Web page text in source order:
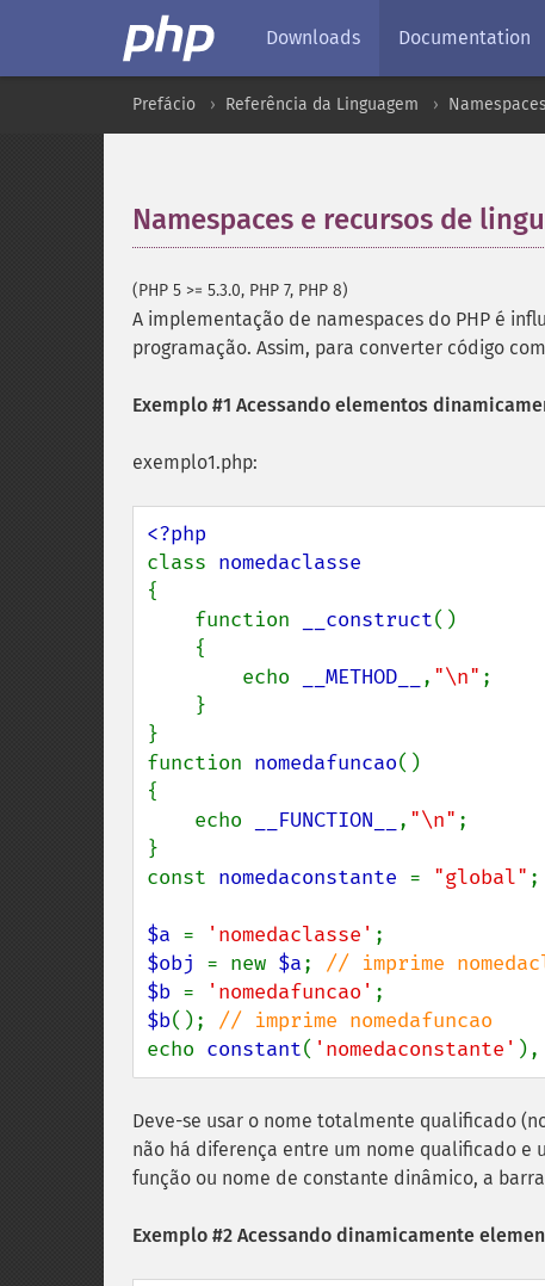
Downloads Documentation
Prefácio Referência da Linguagem Namespaces
Namespaces e recursos de
(PHP 5 >= 5.3.0, PHP 7, PHP 8)
A implementação de namespaces do PHP é
programação. Assim, para converter código
Exemplo #1 Acessando elementos
exemplo1.php:
class
{
    function
__construct()
        echo
__METHOD__ , "\n" ;
}
function nomedafuncao()
{
    echo
__FUNCTION__ , "\n" ;
}
const nomedaconstante = "global" ;
$a = 'nomedaclasse'
$obj = new $a;
$b = 'nomedafuncao'
$b();
echo constant( 'nomedaconstante' ),
Deve-se usar o nome totalmente qualificado
não há diferença entre um nome qualificado
função ou nome de constante dinâmico, a
Exemplo #2 Acessando dinamicamente